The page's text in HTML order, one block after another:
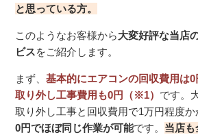
と思っている方。
このようなお客様から大変好評な当店
ビスをご紹介します。
まず、基本的にエアコンの回収費用は0
取り外し工事費用も0円（※1） です。
取り外し工事と回収費用で1万円程度か
0円でほぼ同じ作業が可能です。 当店